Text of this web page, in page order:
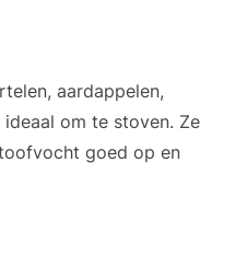
aardappelen,
om te stoven. Ze
goed op en